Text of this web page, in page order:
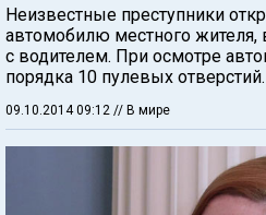
Неизвестные преступники
автомобилю местного жителя,
с водителем. При осмотре
порядка 10 пулевых отверстий.
09.10.2014 09:12 // В мире